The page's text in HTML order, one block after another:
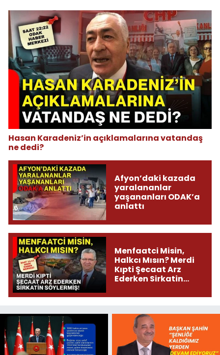
Hasan Karadeniz’in açıklamalarına vatandaş
ne dedi?
Afyon’daki kazada
yaralananlar
yaşananları ODAK’a
anlattı
Menfaatci Misin,
Halkcı Mısın? Merdi
Kıpti Şecaat Arz
Ederken Sirkatin